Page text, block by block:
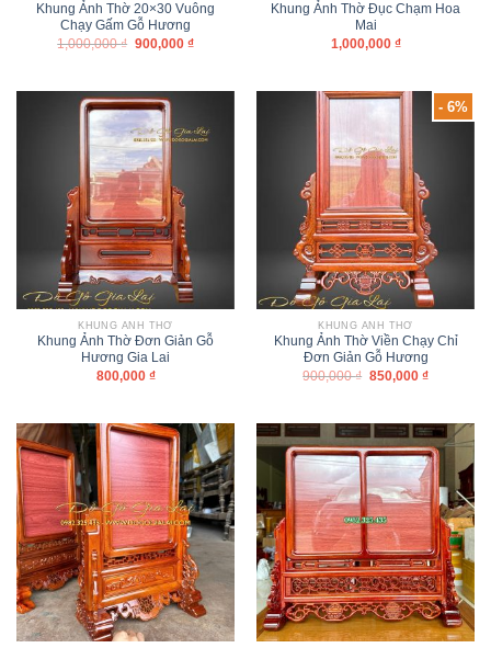
Khung Ảnh Thờ 20×30 Vuông
Chạy Gấm Gỗ Hương
1,000,000₫ 900,000 ₫
Khung Ảnh Thờ Đục Chạm Hoa
Mai
1,000,000 ₫
KHUNG ẢNH THỜ
Khung Ảnh Thờ Đơn Giản Gỗ
Hương Gia Lai
800,000 ₫
- 6%
KHUNG ẢNH THỜ
Khung Ảnh Thờ Viền Chạy Chỉ
Đơn Giản Gỗ Hương
900,000₫ 850,000 ₫